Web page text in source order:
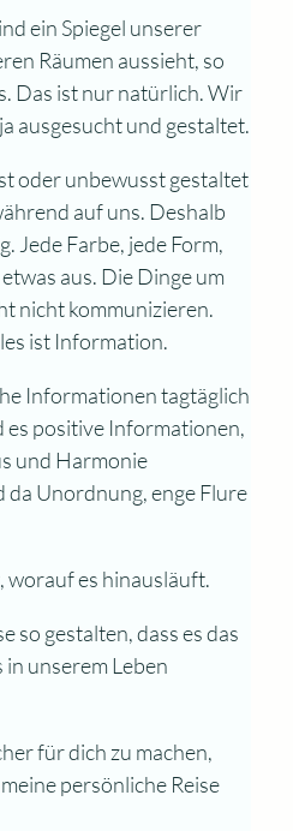
ein Spiegel unserer
Räumen aussieht, so
Das ist nur natürlich. Wir
ausgesucht und gestaltet.
oder unbewusst gestaltet
auf uns. Deshalb
Jede Farbe, jede Form,
aus. Die Dinge um
nicht kommunizieren.
ist Information.
Informationen tagtäglich
es positive Informationen,
und Harmonie
da Unordnung, enge Flure
worauf es hinausläuft.
so gestalten, dass es das
unserem Leben
für dich zu machen,
persönliche Reise